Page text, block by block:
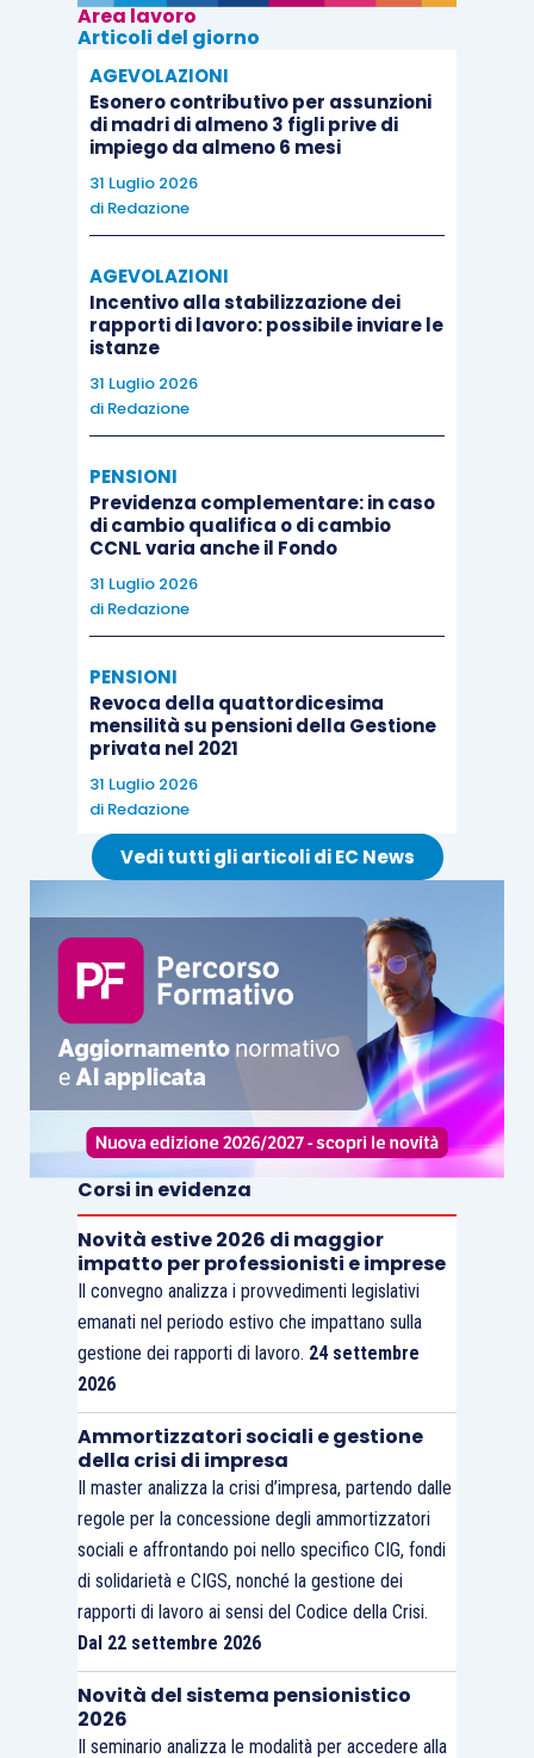
Area lavoro
Articoli del giorno
AGEVOLAZIONI
Esonero contributivo per assunzioni
di madri di almeno 3 figli prive di
impiego da almeno 6 mesi
31 Luglio 2026
di Redazione
AGEVOLAZIONI
Incentivo alla stabilizzazione dei
rapporti di lavoro: possibile inviare le
istanze
31 Luglio 2026
di Redazione
PENSIONI
Previdenza complementare: in caso
di cambio qualifica o di cambio
CCNL varia anche il Fondo
31 Luglio 2026
di Redazione
PENSIONI
Revoca della quattordicesima
mensilità su pensioni della Gestione
privata nel 2021
31 Luglio 2026
di Redazione
Vedi tutti gli articoli di EC News
Corsi in evidenza
Novità estive 2026 di maggior
impatto per professionisti e imprese
Il convegno analizza i provvedimenti legislativi
emanati nel periodo estivo che impattano sulla
gestione dei rapporti di lavoro. 24 settembre
2026
Ammortizzatori sociali e gestione
della crisi di impresa
Il master analizza la crisi d’impresa, partendo dalle
regole per la concessione degli ammortizzatori
sociali e affrontando poi nello specifico CIG, fondi
di solidarietà e CIGS, nonché la gestione dei
rapporti di lavoro ai sensi del Codice della Crisi.
Dal 22 settembre 2026
Novità del sistema pensionistico
2026
Il seminario analizza le modalità per accedere alla